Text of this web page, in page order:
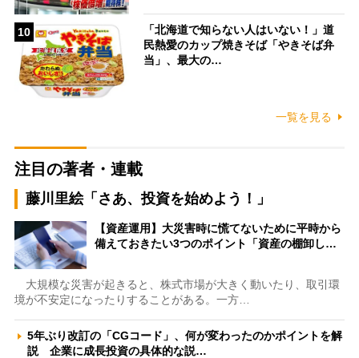
10
「北海道で知らない人はいない！」道
民熱愛のカップ焼きそば「やきそば弁
当」、最大の…
一覧を見る
注目の著者・連載
藤川里絵「さあ、投資を始めよう！」
【資産運用】大災害時に慌てないために平時から
備えておきたい3つのポイント「資産の棚卸し…
大規模な災害が起きると、株式市場が大きく動いたり、取引環
境が不安定になったりすることがある。一方…
5年ぶり改訂の「CGコード」、何が変わったのかポイントを解
説 企業に成長投資の具体的な説…